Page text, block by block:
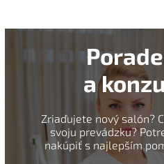
a
Zriaďujete nový salón?
svoju prevádzku?
nakúpiť s najlepším